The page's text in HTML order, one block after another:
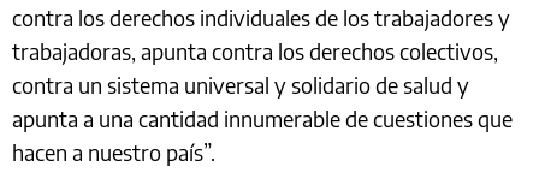
contra los derechos individuales de los trabajadores y
trabajadoras, apunta contra los derechos colectivos,
contra un sistema universal y solidario de salud y
apunta a una cantidad innumerable de cuestiones que
hacen a nuestro país”.